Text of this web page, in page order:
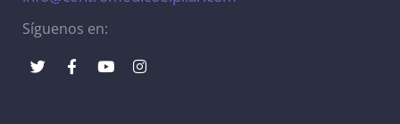
Síguenos en: